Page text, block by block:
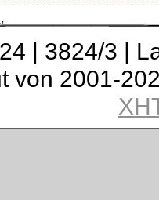
| 3824/3 |
von 2001-